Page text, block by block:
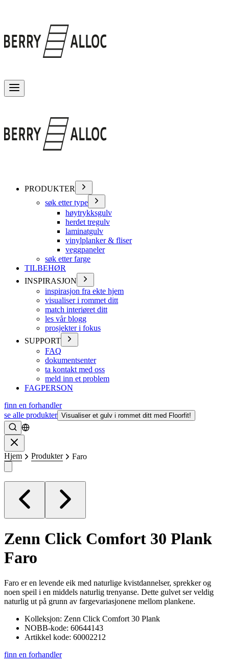
PRODUKTER
søk etter type
høytrykksgulv
herdet tregulv
laminatgulv
vinylplanker & fliser
veggpaneler
søk etter farge
TILBEHØR
INSPIRASJON
inspirasjon fra ekte hjem
visualiser i rommet ditt
match interiøret ditt
les vår blogg
prosjekter i fokus
SUPPORT
FAQ
dokumentsenter
ta kontakt med oss
meld inn et problem
FAGPERSON
finn en forhandler
se alle produkter Visualiser et gulv i rommet ditt med Floorfit!
Søke
Hjem Produkter Faro
Zenn Click Comfort 30 Plank
Faro
Faro er en levende eik med naturlige kvistdannelser, sprekker og
noen speil i en middels naturlig trenyanse. Dette gulvet ser veldig
naturlig ut på grunn av fargevariasjonene mellom plankene.
Kolleksjon: Zenn Click Comfort 30 Plank
NOBB-kode: 60644143
Artikkel kode: 60002212
finn en forhandler